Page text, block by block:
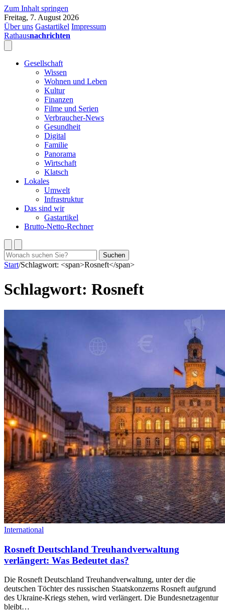
Zum Inhalt springen
Freitag, 7. August 2026
Über uns Gastartikel Impressum
Rathausnachrichten
Gesellschaft
Wissen
Wohnen und Leben
Kultur
Finanzen
Filme und Serien
Verbraucher-News
Gesundheit
Digital
Familie
Panorama
Wirtschaft
Klatsch
Lokales
Umwelt
Infrastruktur
Das sind wir
Gastartikel
Brutto-Netto-Rechner
Suchen
nach:
Suchen
Start/Schlagwort: <span>Rosneft</span>
Schlagwort: Rosneft
International
Rosneft Deutschland Treuhandverwaltung
verlängert: Was Bedeutet das?
Die Rosneft Deutschland Treuhandverwaltung, unter der die
deutschen Töchter des russischen Staatskonzerns Rosneft aufgrund
des Ukraine-Kriegs stehen, wird verlängert. Die Bundesnetzagentur
bleibt…